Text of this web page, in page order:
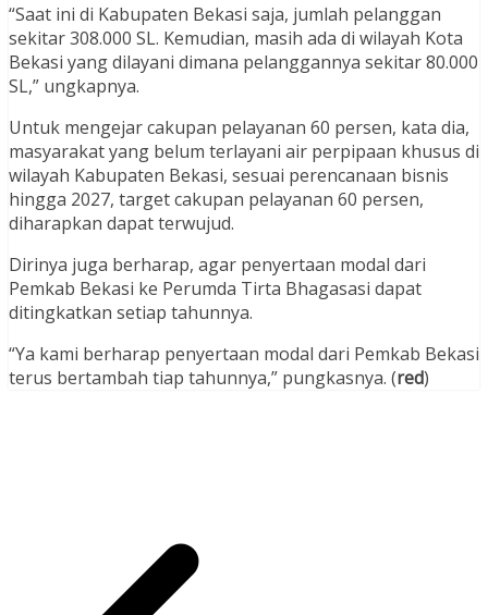
“Saat ini di Kabupaten Bekasi saja, jumlah pelanggan
sekitar 308.000 SL. Kemudian, masih ada di wilayah Kota
Bekasi yang dilayani dimana pelanggannya sekitar 80.000
SL,” ungkapnya.
Untuk mengejar cakupan pelayanan 60 persen, kata dia,
masyarakat yang belum terlayani air perpipaan khusus di
wilayah Kabupaten Bekasi, sesuai perencanaan bisnis
hingga 2027, target cakupan pelayanan 60 persen,
diharapkan dapat terwujud.
Dirinya juga berharap, agar penyertaan modal dari
Pemkab Bekasi ke Perumda Tirta Bhagasasi dapat
ditingkatkan setiap tahunnya.
“Ya kami berharap penyertaan modal dari Pemkab Bekasi
terus bertambah tiap tahunnya,” pungkasnya. (red)